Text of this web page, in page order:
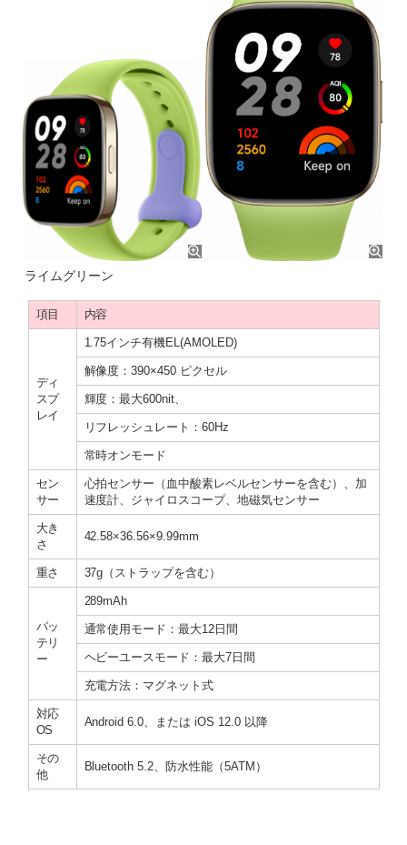
ライムグリーン
項目 内容
ディ
スプ
レイ
1.75インチ有機EL(AMOLED)
解像度：390×450 ピクセル
輝度：最大600nit、
リフレッシュレート：60Hz
常時オンモード
セン
サー
心拍センサー（血中酸素レベルセンサーを含む）、加
速度計、ジャイロスコープ、地磁気センサー
大き
さ
42.58×36.56×9.99mm
重さ 37g（ストラップを含む）
バッ
テリ
ー
289mAh
通常使用モード：最大12日間
ヘビーユースモード：最大7日間
充電方法：マグネット式
対応
OS
Android 6.0、または iOS 12.0 以降
その
他
Bluetooth 5.2、防水性能（5ATM）